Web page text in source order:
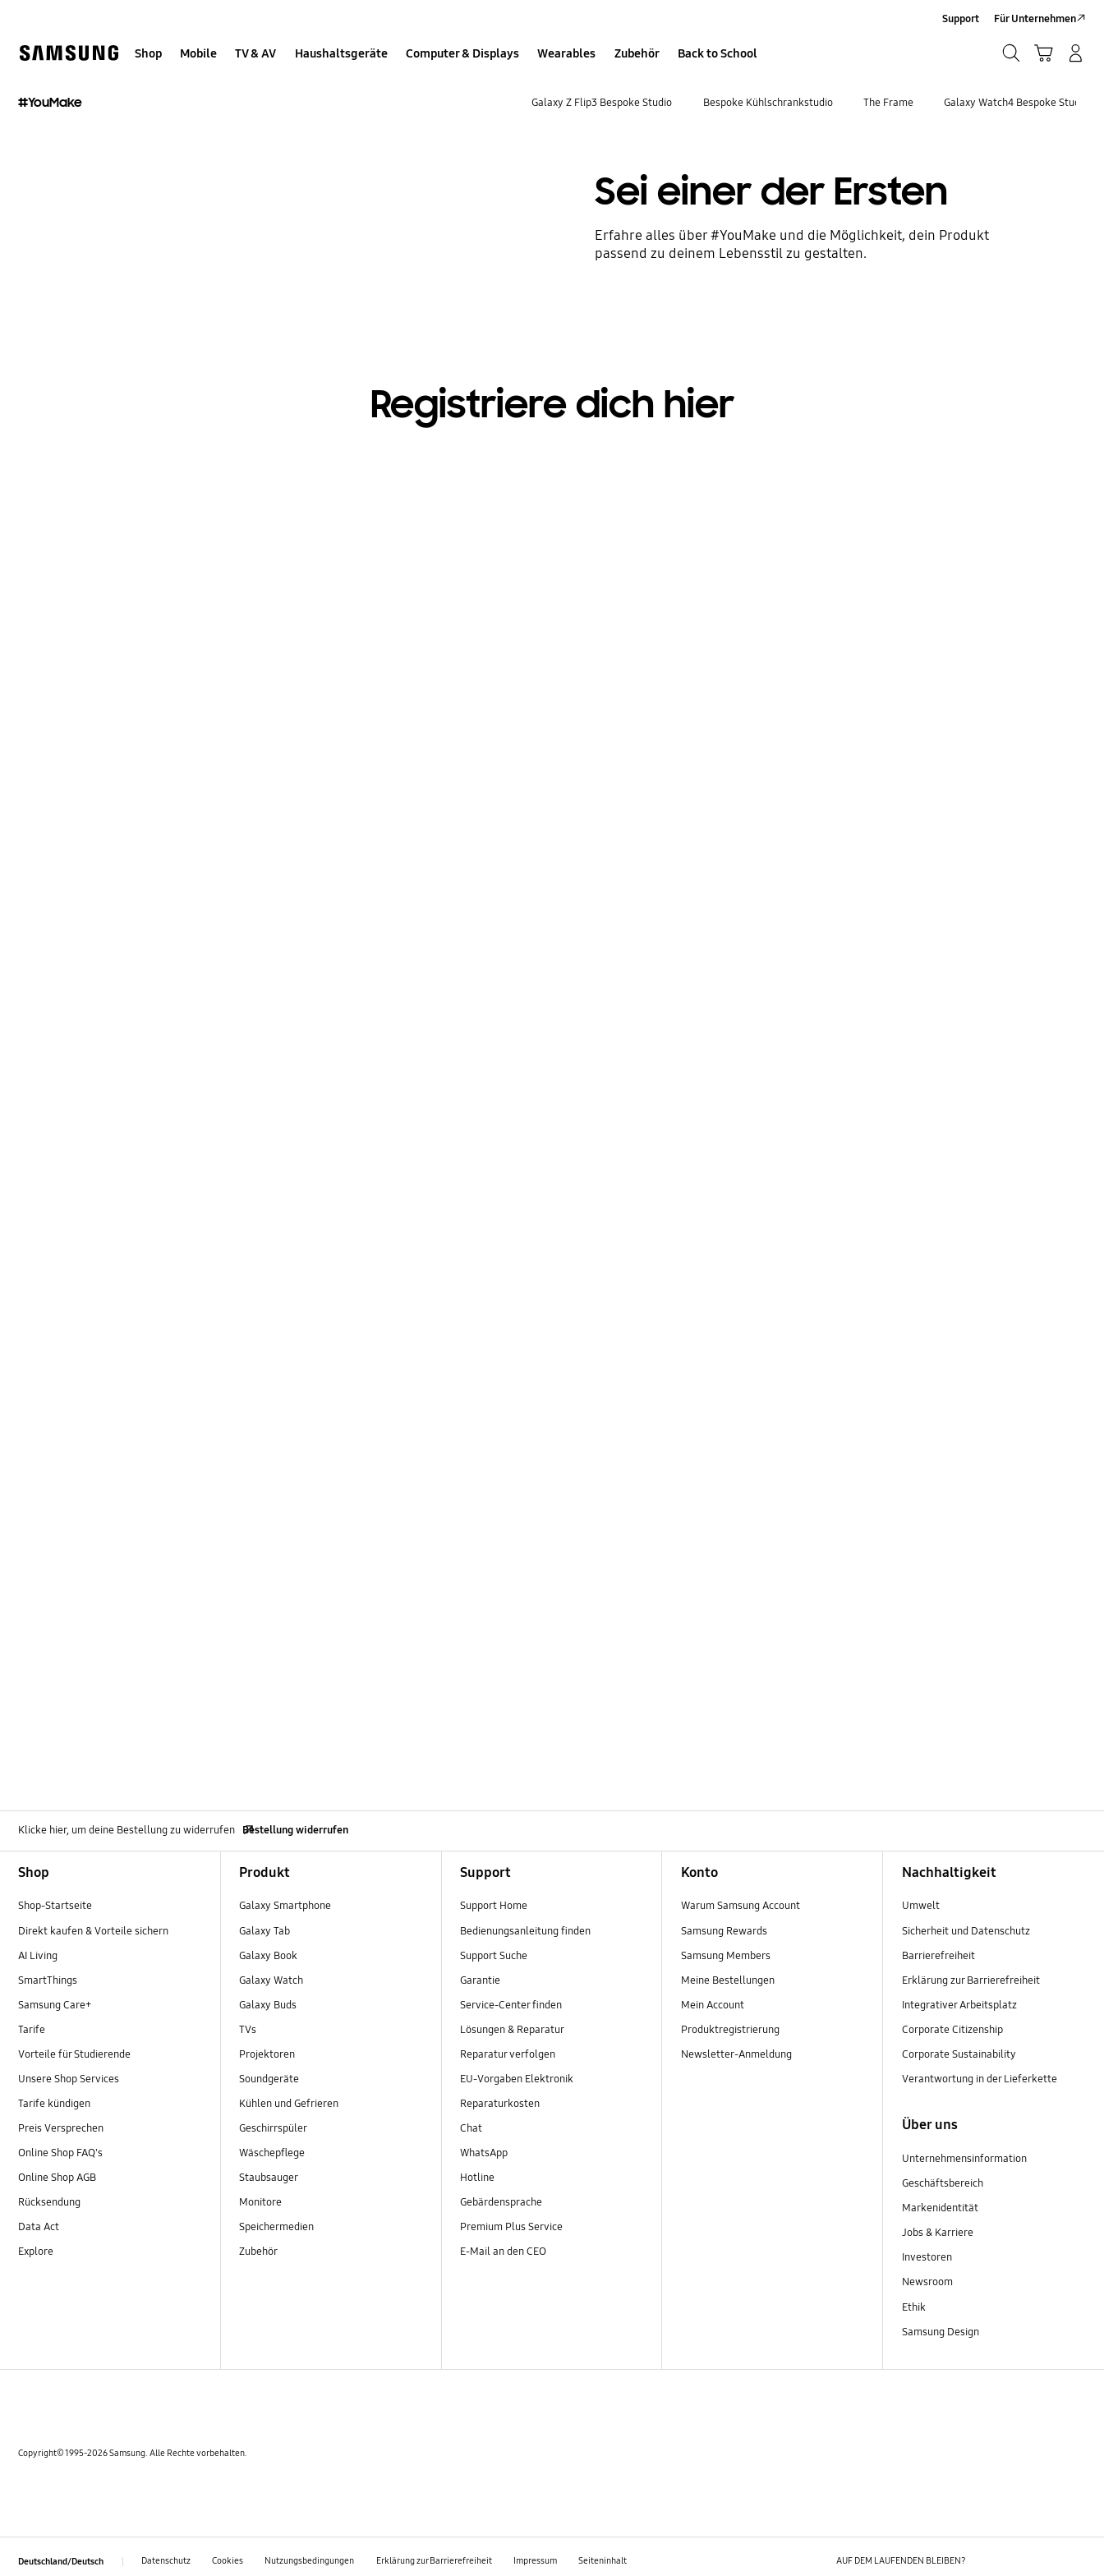
help
Shop Mobile TV & AV Haushaltsgeräte Computer & Displays Wearables Zubehör Back to School
Support Für Unternehmen
#YouMake Galaxy Z Flip3 Bespoke Studio Bespoke Kühlschrankstudio The Frame Galaxy Watch4 Bespoke Studio
Sei einer der Ersten
Erfahre alles über #YouMake und die Möglichkeit, dein Produkt
passend zu deinem Lebensstil zu gestalten.
Registriere dich hier
Klicke hier, um deine Bestellung zu widerrufen Bestellung widerrufen
Shop
Shop-Startseite
Direkt kaufen & Vorteile sichern
AI Living
SmartThings
Samsung Care+
Tarife
Vorteile für Studierende
Unsere Shop Services
Tarife kündigen
Preis Versprechen
Online Shop FAQ's
Online Shop AGB
Rücksendung
Data Act
Explore
Produkt
Galaxy Smartphone
Galaxy Tab
Galaxy Book
Galaxy Watch
Galaxy Buds
TVs
Projektoren
Soundgeräte
Kühlen und Gefrieren
Geschirrspüler
Wäschepflege
Staubsauger
Monitore
Speichermedien
Zubehör
Support
Support Home
Bedienungsanleitung finden
Support Suche
Garantie
Service-Center finden
Lösungen & Reparatur
Reparatur verfolgen
EU-Vorgaben Elektronik
Reparaturkosten
Chat
WhatsApp
Hotline
Gebärdensprache
Premium Plus Service
E-Mail an den CEO
Konto
Warum Samsung Account
Samsung Rewards
Samsung Members
Meine Bestellungen
Mein Account
Produktregistrierung
Newsletter-Anmeldung
Nachhaltigkeit
Umwelt
Sicherheit und Datenschutz
Barrierefreiheit
Erklärung zur Barrierefreiheit
Integrativer Arbeitsplatz
Corporate Citizenship
Corporate Sustainability
Verantwortung in der Lieferkette
Über uns
Unternehmensinformation
Geschäftsbereich
Markenidentität
Jobs & Karriere
Investoren
Newsroom
Ethik
Samsung Design
Copyright© 1995-2026 Samsung. Alle Rechte vorbehalten.
Deutschland/Deutsch Datenschutz Cookies Nutzungsbedingungen Erklärung zur Barrierefreiheit Impressum Seiteninhalt AUF DEM LAUFENDEN BLEIBEN?